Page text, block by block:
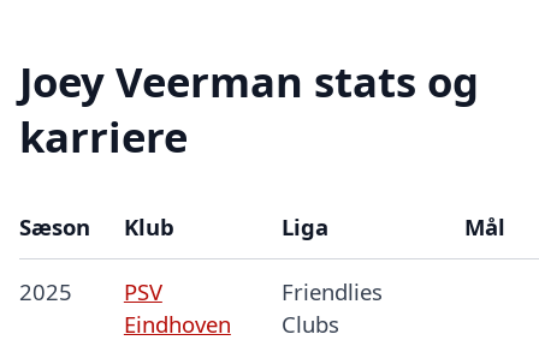
Joey Veerman stats og
karriere
Sæson Klub Liga Mål
2025
PSV
Eindhoven
Friendlies
Clubs